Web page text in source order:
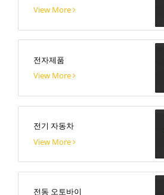
View More
전자제품
View More
전기 자동차
View More
전동 오토바이